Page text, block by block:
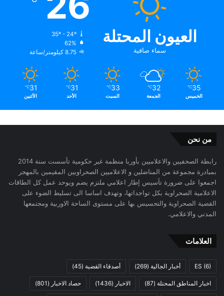
العيون المحتلة
سماء صافية
35º - 24º
62%
8.75 كيلومتر/ساعة
35
℃
الخميس
32
℃
الجمعة
33
℃
السبت
31
℃
الأحد
31
℃
الأثنين
من نحن
رابطة الصحفيين والاعلاميين بأوربا منظمة غير حكومية تأسست سنة 2014
بمبادرة مجموعة من المناضلين و الاعلاميين الصحراويين المقيمين بالمهجر
اجمعوا على ضرورة تأسيس إطار اعلامي ملتزم يضم ويوحد عمل كل الطاقات
الاعلامية الصحراوية بكل تواجداتها، وتهدف اساسا الى تسليط الضوء على
القضية الصحراوية والتحسيس بها على مستوى الساحة الاوربية ومجتمعها
المدني والاعلامي.
العلامات
ES (6) أخبار الجالية (269) أصدقاء القضية (45)
اخبار المناطق المحتلة (87) الاخبار (1436) حصاد الاخبار (801)